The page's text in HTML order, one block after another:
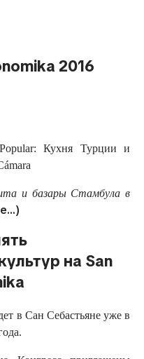
2016
Кухня Турции и
и базары Стамбула в
на San
в Сан Себастьяне уже в